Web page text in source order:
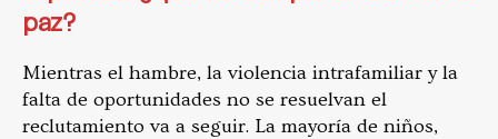
paz?
Mientras el hambre, la violencia intrafamiliar y la
falta de oportunidades no se resuelvan el
reclutamiento va a seguir. La mayoría de niños,